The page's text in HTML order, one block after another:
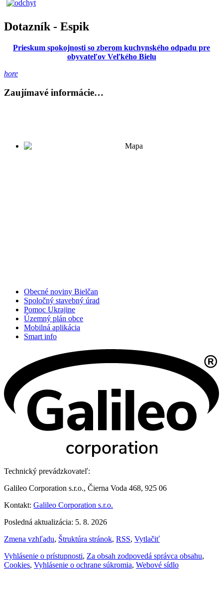
Dotazník - Espik
Prieskum spokojnosti so zberom kuchynského odpadu pre
obyvateľov Veľkého Bielu
hore
Zaujímavé informácie…
Obecné noviny Bielčan
Spoločný stavebný úrad
Pomoc Ukrajine
Územný plán obce
Mobilná aplikácia
Smart info
Technický prevádzkovateľ:
Galileo Corporation s.r.o., Čierna Voda 468, 925 06
Kontakt: Galileo Corporation s.r.o.
Posledná aktualizácia: 5. 8. 2026
Zmena vzhľadu, Štruktúra stránok, RSS, Vytlačiť
Vyhlásenie o prístupnosti, Za obsah zodpovedá správca obsahu,
Cookies, Vyhlásenie o ochrane súkromia, Webové sídlo